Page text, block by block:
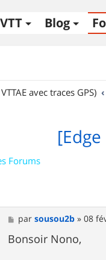
Blog
avec traces GPS)
Forums
M
e
s
s
parsousou2b »08
Bonsoir Nono,